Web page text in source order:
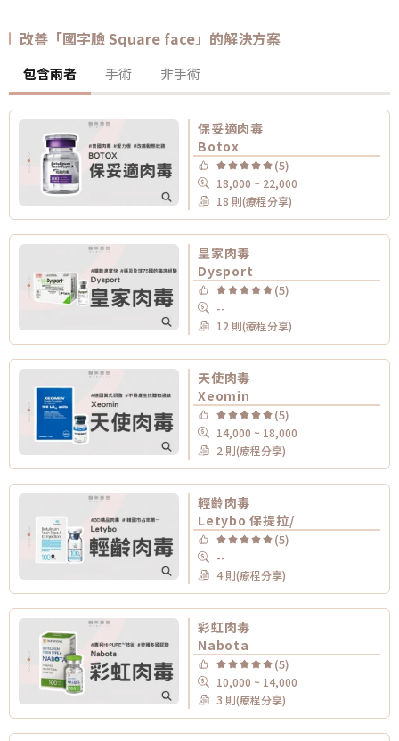
改善「國字臉 Square face」的解決方案
包含兩者 手術 非手術
保妥適肉毒
Botox
(5)
18,000 ~ 22,000
18 則(療程分享)
皇家肉毒
Dysport
(5)
--
12 則(療程分享)
天使肉毒
Xeomin
(5)
14,000 ~ 18,000
2 則(療程分享)
輕齡肉毒
Letybo 保提拉/
(5)
--
4 則(療程分享)
彩虹肉毒
Nabota
(5)
10,000 ~ 14,000
3 則(療程分享)